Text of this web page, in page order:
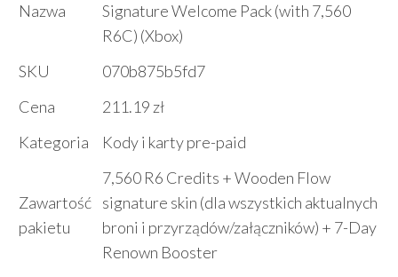
Nazwa
Signature Welcome Pack (with 7,560
R6C) (Xbox)
SKU
070b875b5fd7
Cena
211.19 zł
Kategoria
Kody i karty pre-paid
Zawartość
pakietu
7,560 R6 Credits + Wooden Flow
signature skin (dla wszystkich aktualnych
broni i przyrządów/załączników) + 7-Day
Renown Booster